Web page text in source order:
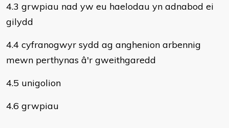
4.3 grwpiau nad yw eu haelodau yn adnabod ei
gilydd
4.4 cyfranogwyr sydd ag anghenion arbennig
mewn perthynas â'r gweithgaredd
4.5 unigolion
4.6 grwpiau